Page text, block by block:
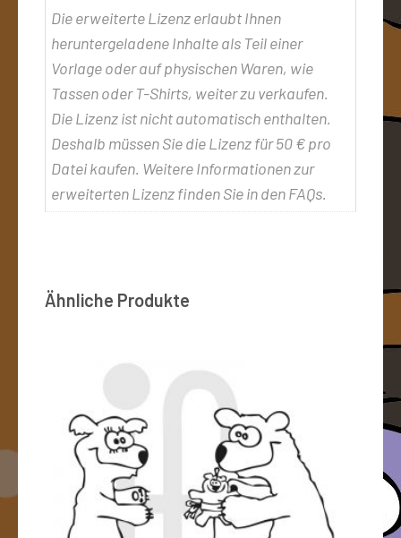
Die erweiterte Lizenz erlaubt Ihnen
heruntergeladene Inhalte als Teil einer
Vorlage oder auf physischen Waren, wie
Tassen oder T-Shirts, weiter zu verkaufen.
Die Lizenz ist nicht automatisch enthalten.
Deshalb müssen Sie die Lizenz für 50 € pro
Datei kaufen. Weitere Informationen zur
erweiterten Lizenz finden Sie in den FAQs.
Ähnliche Produkte